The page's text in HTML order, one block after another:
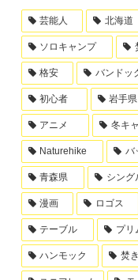
芸能人 北海道
ソロキャンプ
格安 バンドッ
初心者 岩手県
アニメ 冬キ
Naturehike バ
青森県 シング
漫画 ロゴス
テーブル プリ
ハンモック 焚